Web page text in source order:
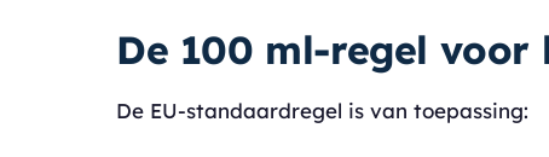
De 100 ml-regel voor
De EU-standaardregel is van toepassing: